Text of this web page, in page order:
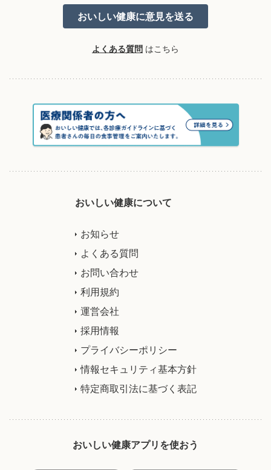
よくある質問 はこちら
おいしい健康について
お知らせ
よくある質問
お問い合わせ
利用規約
運営会社
採用情報
プライバシーポリシー
情報セキュリティ基本方針
特定商取引法に基づく表記
おいしい健康アプリを使おう